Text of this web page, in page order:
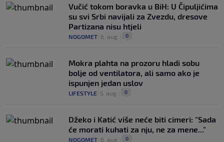
Vučić tokom boravka u BiH: U Čipuljićima
su svi Srbi navijali za Zvezdu, dresove
Partizana nisu htjeli
NOGOMET 6. aug. 0
Mokra plahta na prozoru hladi sobu
bolje od ventilatora, ali samo ako je
ispunjen jedan uslov
LIFESTYLE 5. aug. 0
Džeko i Katić više neće biti cimeri: "Sada
će morati kuhati za nju, ne za mene..."
NOGOMET 6. aug. 0